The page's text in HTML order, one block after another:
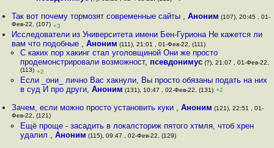
Так вот почему тормозят современные сайты ,Аноним (107), 20:45 , 01-
Фев-22, (107) +3
Исследователи из Университета имени Бен-Гуриона Не кажется ли
вам что подобные ,Аноним (111), 21:01 , 01-Фев-22, (111)
С каких пор хакинг стал уголовщиной Они же просто
продемонстрировали возможност, псевдонимус(?), 21:07 , 01-Фев-22,
(113) +2
Если _они_ лично Вас хакнули, Вы просто обязаны подать на них
в суд И про други, Аноним (131), 10:47 , 02-Фев-22, (131) +2
Зачем, если можно просто установить куки ,Аноним (121), 22:51 , 01-
Фев-22, (121)
Ещё проще - засадить в локалсториж пятого хтмля, чтоб хрен
удалил , Аноним (115), 09:47 , 02-Фев-22, (129)